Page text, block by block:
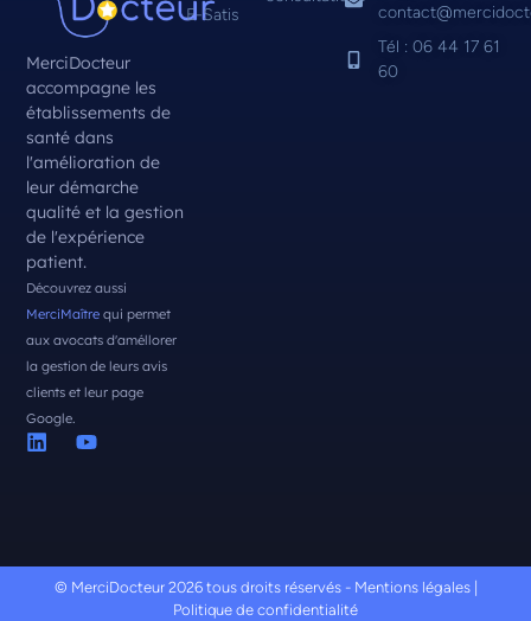
MerciDocteur
accompagne les
établissements de
santé dans
l'amélioration de
leur démarche
qualité et la gestion
de l'expérience
patient.
Découvrez aussi
MerciMaîtrequi permet
aux avocats d'améllorer
la gestion de leurs avis
clients et leur page
Google.
E-Satis
Tél : 06 44 17 61
60
© MerciDocteur 2026 tous droits réservés - Mentions légales|
Politique de confidentialité